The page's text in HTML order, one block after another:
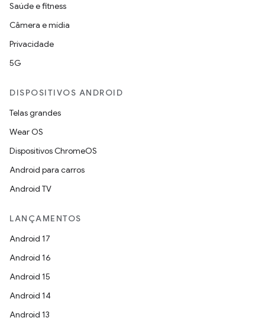
Saúde e fitness
Câmera e mídia
Privacidade
5G
DISPOSITIVOS ANDROID
Telas grandes
Wear OS
Dispositivos ChromeOS
Android para carros
Android TV
LANÇAMENTOS
Android 17
Android 16
Android 15
Android 14
Android 13